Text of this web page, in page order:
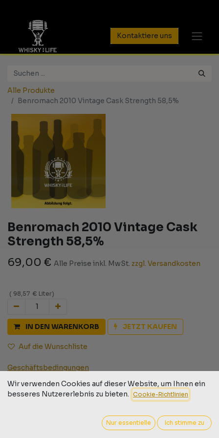
Kontaktiere uns
Alle Produkte
Benromach 2010 Vintage Cask Strength 58,5%
Benromach 2010 Vintage Cask
Strength 58,5%
69,00 € Alle Preise inkl. MwSt. zzgl. Versandkosten
( 98,57 € Liter)
IN DEN WARENKORB JETZT KAUFEN
Auf die Wunschliste
Geschäftsbedingungen
Versand: 2-3 Geschäftstage
Wir verwenden Cookies auf dieser Website, um Ihnen ein
besseres Nutzererlebnis zu bieten. Cookie-Richtlinien
Nur essentielle Ich stimme zu